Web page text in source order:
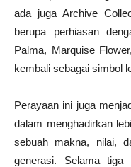
ada juga Archive
berupa perhiasan
Palma, Marquise
kembali sebagai simbol
Perayaan ini juga
dalam menghadirkan
sebuah makna, nilai,
generasi. Selama